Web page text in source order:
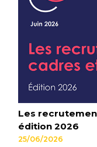
Les
édition 2026
25/06/2026